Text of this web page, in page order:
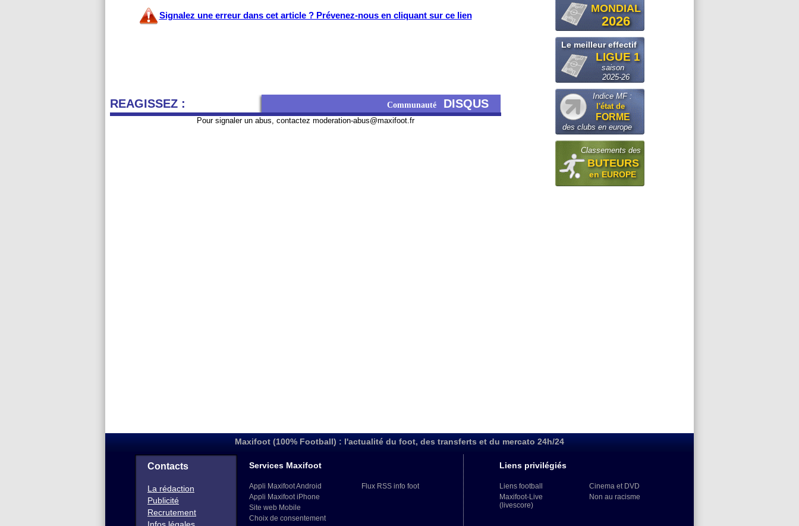
Signalez une erreur dans cet article ? Prévenez-nous en cliquant sur ce lien
REAGISSEZ : Communauté DISQUS
Pour signaler un abus, contactez moderation-abus@maxifoot.fr
MONDIAL
2026
Le meilleur effectif
LIGUE 1
saison
2025-26
Indice MF :
l'état de
FORME
des clubs en europe
Classements des
BUTEURS
en EUROPE
Maxifoot (100% Football) : l'actualité du foot, des transferts et du mercato 24h/24
Contacts
La rédaction
Publicité
Recrutement
Services Maxifoot
Appli Maxifoot Android
Appli Maxifoot iPhone
Site web Mobile
Choix de consentement
Flux RSS info foot
Liens privilégiés
Liens football
Maxifoot-Live
(livescore)
Cinema et DVD
Non au racisme